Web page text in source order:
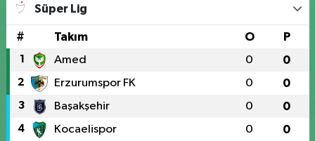
Süper Lig
# Takım O P
1 Amed 0 0
2 Erzurumspor FK 0 0
3 Başakşehir 0 0
4 Kocaelispor 0 0